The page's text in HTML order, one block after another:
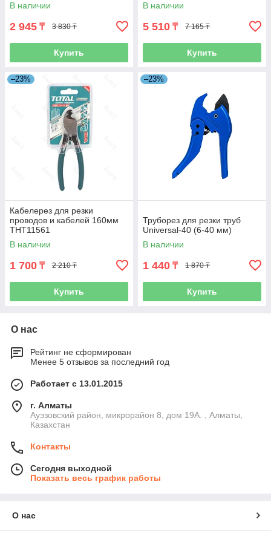
В наличии
2 945 ₸ 3 830 ₸
Купить
В наличии
5 510 ₸ 7 165 ₸
Купить
–23%
Кабелерез для резки
проводов и кабелей 160мм
THT11561
В наличии
1 700 ₸ 2 210 ₸
Купить
–23%
Труборез для резки труб
Universal-40 (6-40 мм)
В наличии
1 440 ₸ 1 870 ₸
Купить
О нас
Рейтинг не сформирован
Менее 5 отзывов за последний год
Работает с 13.01.2015
г. Алматы
Ауэзовский район, микрорайон 8, дом 19А. , Алматы,
Казахстан
Контакты
Сегодня выходной
Показать весь график работы
О нас